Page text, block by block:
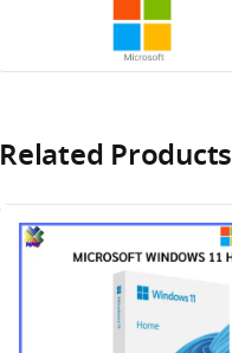
Related Products